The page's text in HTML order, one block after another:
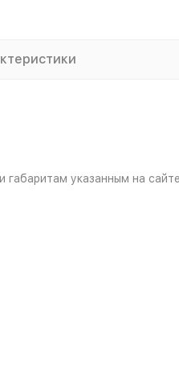
габаритам указанным на